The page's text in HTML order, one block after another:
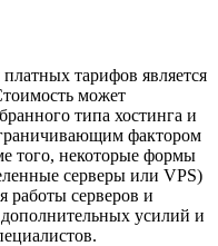
тарифов является
может
типа хостинга и
фактором
того, некоторые формы
серверы или VPS)
работы серверов и
дополнительных усилий и